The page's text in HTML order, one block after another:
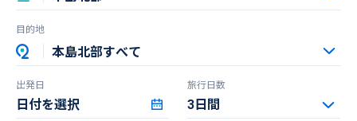
目的地
出発日
日付を選択
旅行日数